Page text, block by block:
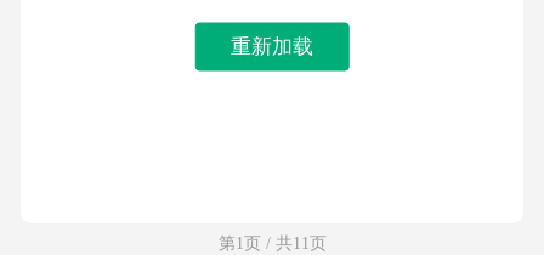
重新加载
第1页 / 共11页